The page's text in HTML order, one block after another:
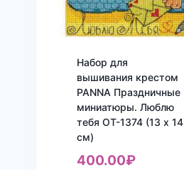
Набор для
вышивания крестом
PANNA Праздничные
миниатюры. Люблю
тебя ОТ-1374 (13 x 14
см)
400.00₽